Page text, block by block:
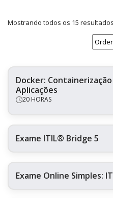
Mostrando todos os 15 resultados
Docker:
Aplicações
20 HORAS
Exame ITIL® Bridge 5
Exame Online Simples: